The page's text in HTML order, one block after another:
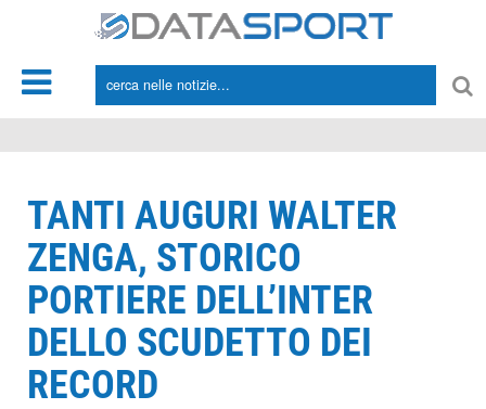
TANTI AUGURI WALTER
ZENGA, STORICO
PORTIERE DELL’INTER
DELLO SCUDETTO DEI
RECORD